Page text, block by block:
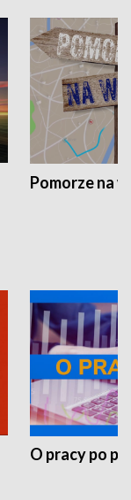
Pomorze na
O pracy po